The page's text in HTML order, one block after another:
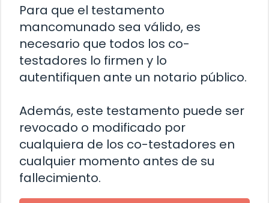
Para que el testamento
mancomunado sea válido, es
necesario que todos los co-
testadores lo firmen y lo
autentifiquen ante un notario público.
Además, este testamento puede ser
revocado o modificado por
cualquiera de los co-testadores en
cualquier momento antes de su
fallecimiento.